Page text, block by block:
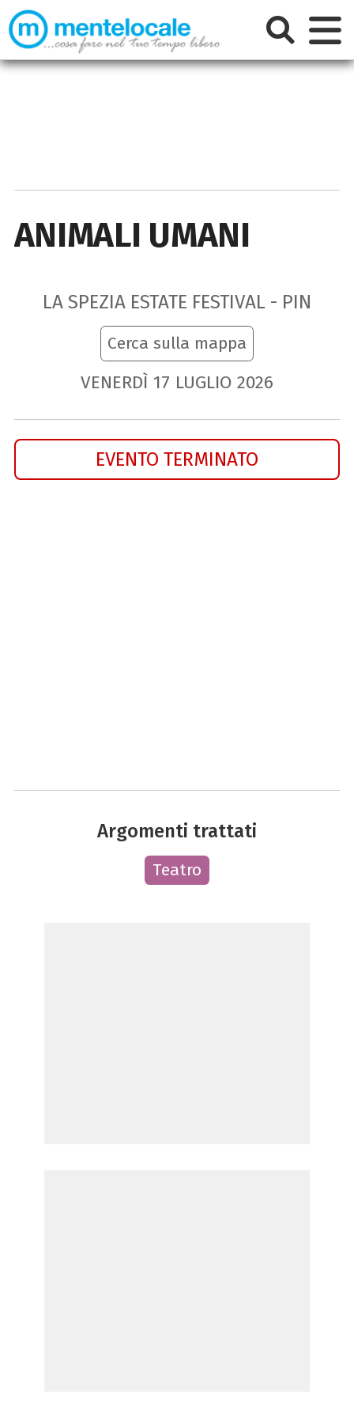
ANIMALI UMANI
LA SPEZIA ESTATE FESTIVAL - PIN
Cerca sulla mappa
VENERDÌ 17 LUGLIO 2026
EVENTO TERMINATO
Argomenti trattati
Teatro